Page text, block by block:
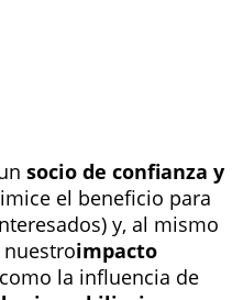
socio de confianza y
el beneficio para
y, al mismo
impacto
la influencia de